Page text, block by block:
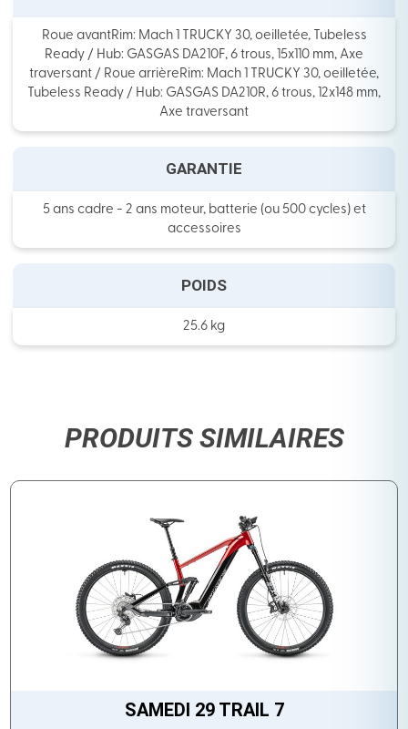
Roue avantRim: Mach 1 TRUCKY 30, oeilletée, Tubeless
Ready / Hub: GASGAS DA210F, 6 trous, 15x110 mm, Axe
traversant / Roue arrièreRim: Mach 1 TRUCKY 30, oeilletée,
Tubeless Ready / Hub: GASGAS DA210R, 6 trous, 12x148 mm,
Axe traversant
GARANTIE
5 ans cadre - 2 ans moteur, batterie (ou 500 cycles) et
accessoires
POIDS
25.6 kg
PRODUITS SIMILAIRES
SAMEDI 29 TRAIL 7